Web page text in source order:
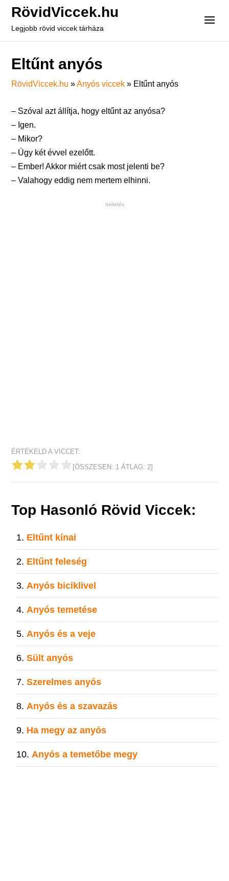
RövidViccek.hu
Legjobb rövid viccek tárháza
Eltűnt anyós
RövidViccek.hu »Anyós viccek » Eltűnt anyós
– Szóval azt állítja, hogy eltűnt az anyósa?
– Igen.
– Mikor?
– Úgy két évvel ezelőtt.
– Ember! Akkor miért csak most jelenti be?
– Valahogy eddig nem mertem elhinni.
hirdetés
ÉRTÉKELD A VICCET:
[ÖSSZESEN: 1 ÁTLAG:2]
Top Hasonló Rövid Viccek:
Eltűnt kínai
Eltűnt feleség
Anyós biciklivel
Anyós temetése
Anyós és a veje
Sült anyós
Szerelmes anyós
Anyós és a szavazás
Ha megy az anyós
Anyós a temetőbe megy